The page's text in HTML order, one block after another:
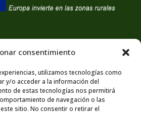
consentimiento
utilizamos tecnologías como
y/o acceder a la información del
de estas tecnologías nos permitirá
de navegación o las
sitio. No consentir o retirar el